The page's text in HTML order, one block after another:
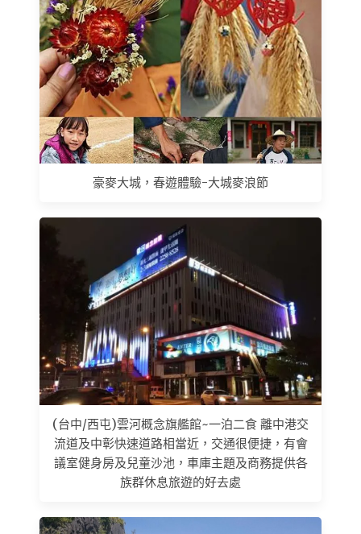
豪麥大城，春遊體驗-大城麥浪節
(台中/西屯)雲河概念旗艦館~一泊二食 離中港交
流道及中彰快速道路相當近，交通很便捷，有會
議室健身房及兒童沙池，車庫主題及商務提供各
族群休息旅遊的好去處